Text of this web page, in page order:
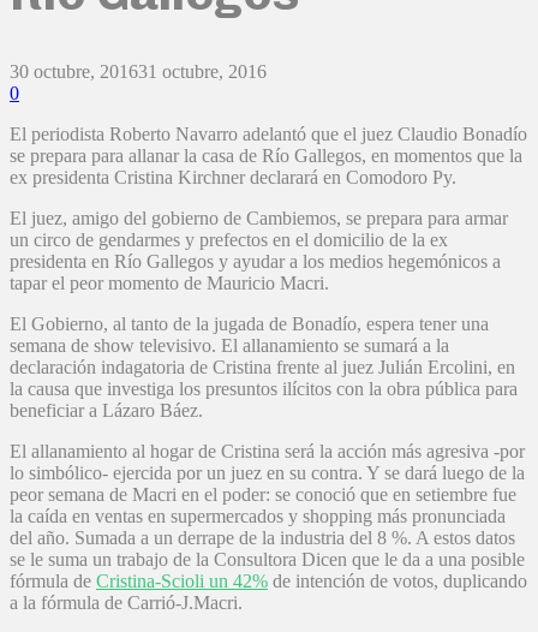
30 octubre, 201631 octubre, 2016
0
El periodista Roberto Navarro adelantó que el juez Claudio Bonadío
se prepara para allanar la casa de Río Gallegos, en momentos que la
ex presidenta Cristina Kirchner declarará en Comodoro Py.
El juez, amigo del gobierno de Cambiemos, se prepara para armar
un circo de gendarmes y prefectos en el domicilio de la ex
presidenta en Río Gallegos y ayudar a los medios hegemónicos a
tapar el peor momento de Mauricio Macri.
El Gobierno, al tanto de la jugada de Bonadío, espera tener una
semana de show televisivo. El allanamiento se sumará a la
declaración indagatoria de Cristina frente al juez Julián Ercolini, en
la causa que investiga los presuntos ilícitos con la obra pública para
beneficiar a Lázaro Báez.
El allanamiento al hogar de Cristina será la acción más agresiva -por
lo simbólico- ejercida por un juez en su contra. Y se dará luego de la
peor semana de Macri en el poder: se conoció que en setiembre fue
la caída en ventas en supermercados y shopping más pronunciada
del año. Sumada a un derrape de la industria del 8 %. A estos datos
se le suma un trabajo de la Consultora Dicen que le da a una posible
fórmula de Cristina-Scioli un 42% de intención de votos, duplicando
a la fórmula de Carrió-J.Macri.